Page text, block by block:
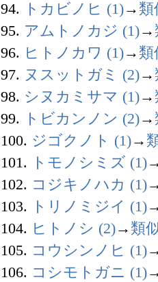
94.
トカビノヒ (1)→ 類
95. アムトノカジ (1)→
96. ヒトノカワ (1)→ 類
97. ヌスットガミ (2)→
98. シヌカミサマ (1)→
99.
トビカンノン (2)→
100. ジゴクノト (1)→
101.
トモノシミズ (1)
102. コジキノハカ (1)
103.
トリノミジイ (1)
104. ヒトノシ (2)→ 類
105. コウシンノヒ (1)
106. コシモトガニ (1)